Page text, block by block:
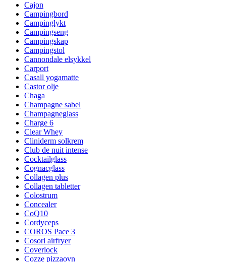
Cajon
Campingbord
Campinglykt
Campingseng
Campingskap
Campingstol
Cannondale elsykkel
Carport
Casall yogamatte
Castor olje
Chaga
Champagne sabel
Champagneglass
Charge 6
Clear Whey
Cliniderm solkrem
Club de nuit intense
Cocktailglass
Cognacglass
Collagen plus
Collagen tabletter
Colostrum
Concealer
CoQ10
Cordyceps
COROS Pace 3
Cosori airfryer
Coverlock
Cozze pizzaovn